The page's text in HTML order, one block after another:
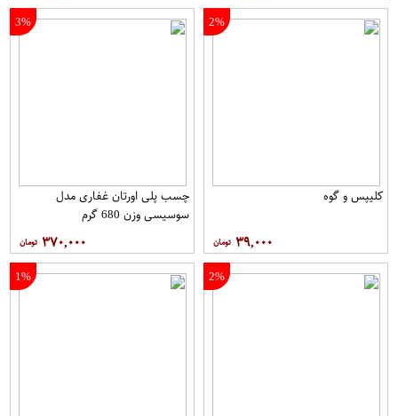
2%
کلیپس و گوه
۳۹,۰۰۰
3%
چسب پلی اورتان غفاری مدل
سوسیسی وزن 680 گرم
۳۷۰,۰۰۰
2%
1%